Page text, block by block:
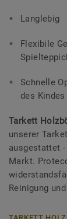
Langlebig
Flexibile
Schnelle
des Kindes
Tarkett
unserer
ausgestattet
Markt.
Reinigung